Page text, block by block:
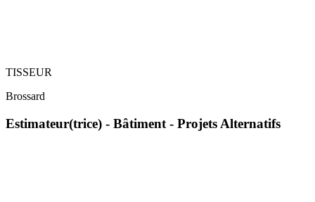
TISSEUR
Brossard
Estimateur(trice) - Bâtiment - Projets Alternatifs